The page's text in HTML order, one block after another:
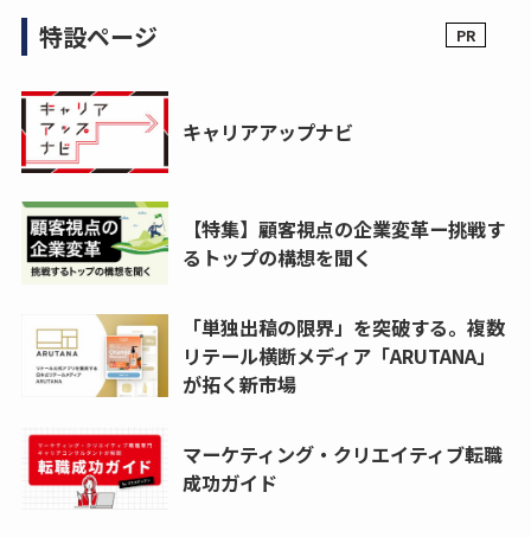
特設ページ
キャリアアップナビ
【特集】顧客視点の企業変革ー挑戦す
るトップの構想を聞く
「単独出稿の限界」を突破する。複数
リテール横断メディア「ARUTANA」
が拓く新市場
マーケティング・クリエイティブ転職
成功ガイド